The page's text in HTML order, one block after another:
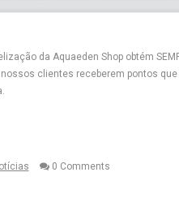
da Aquaeden Shop obtém
clientes receberem pontos
0 Comments